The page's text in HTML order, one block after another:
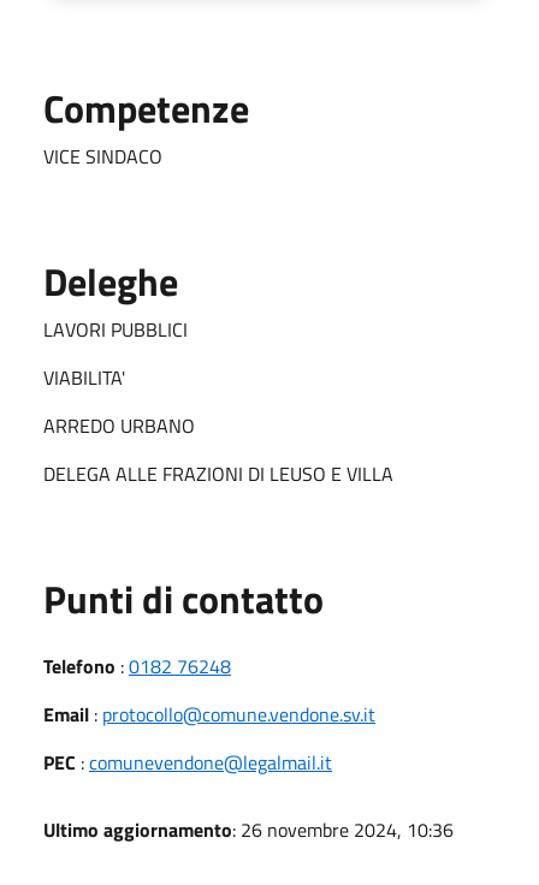
Competenze
VICE SINDACO
Deleghe
LAVORI PUBBLICI
VIABILITA'
ARREDO URBANO
DELEGA ALLE FRAZIONI DI LEUSO E VILLA
Punti di contatto
Telefono :0182 76248
Email : protocollo@comune.vendone.sv.it
PEC :comunevendone@legalmail.it
Ultimo aggiornamento: 26 novembre 2024, 10:36